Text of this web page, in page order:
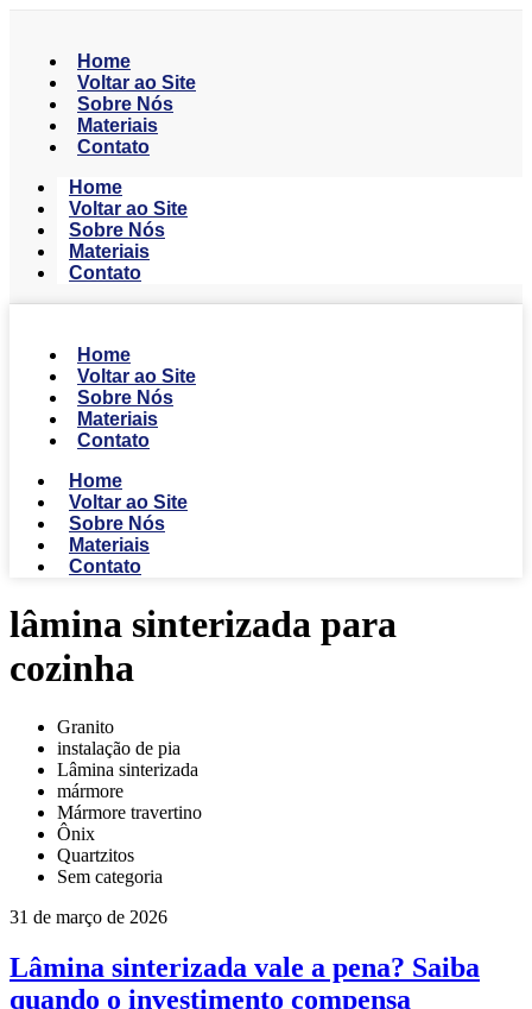
Home
Voltar ao Site
Sobre Nós
Materiais
Contato
Home
Voltar ao Site
Sobre Nós
Materiais
Contato
Home
Voltar ao Site
Sobre Nós
Materiais
Contato
Home
Voltar ao Site
Sobre Nós
Materiais
Contato
lâmina sinterizada para
cozinha
Granito
instalação de pia
Lâmina sinterizada
mármore
Mármore travertino
Ônix
Quartzitos
Sem categoria
31 de março de 2026
Lâmina sinterizada vale a pena? Saiba
quando o investimento compensa